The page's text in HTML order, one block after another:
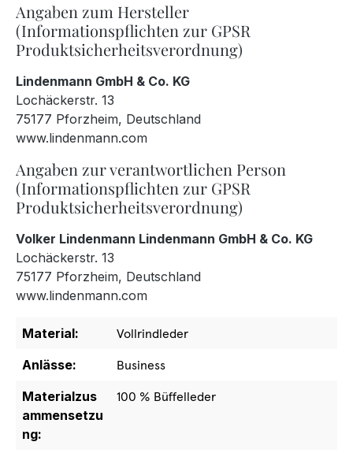
Angaben zum Hersteller
(Informationspflichten zur GPSR
Produktsicherheitsverordnung)
Lindenmann GmbH & Co. KG
Lochäckerstr. 13
75177 Pforzheim, Deutschland
www.lindenmann.com
Angaben zur verantwortlichen Person
(Informationspflichten zur GPSR
Produktsicherheitsverordnung)
Volker Lindenmann Lindenmann GmbH & Co. KG
Lochäckerstr. 13
75177 Pforzheim, Deutschland
www.lindenmann.com
Material:
Vollrindleder
Anlässe:
Business
Materialzus
ammensetzu
ng:
100 % Büffelleder